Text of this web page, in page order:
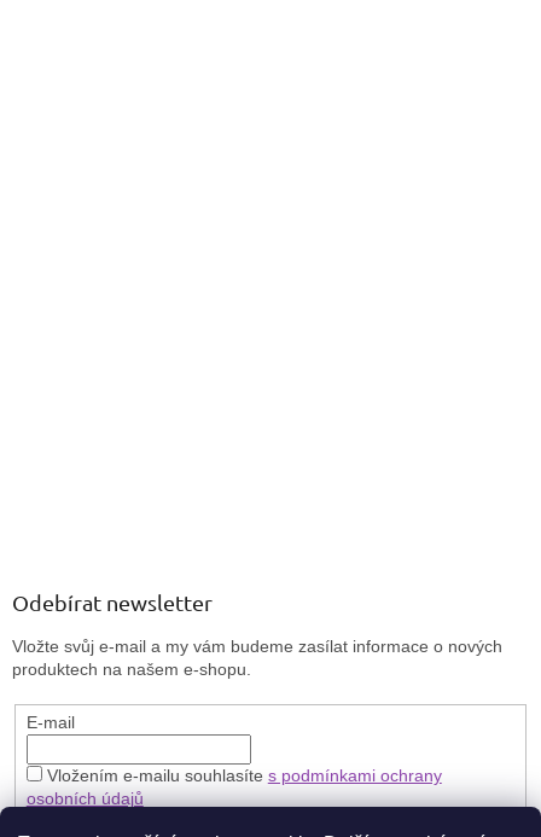
Odebírat newsletter
Vložte svůj e-mail a my vám budeme zasílat informace o nových
produktech na našem e-shopu.
E-mail
Vložením e-mailu souhlasíte s podmínkami ochrany
osobních údajů
PŘIHLÁSIT SE